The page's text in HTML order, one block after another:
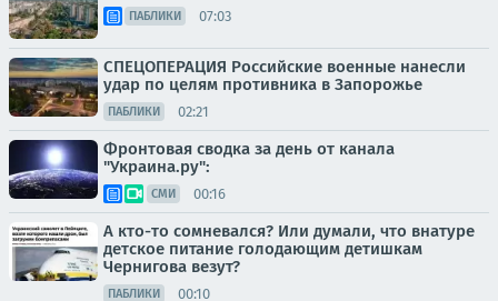
ПАБЛИКИ 07:03
СПЕЦОПЕРАЦИЯ Российские военные нанесли
удар по целям противника в Запорожье
ПАБЛИКИ 02:21
Фронтовая сводка за день от канала
"Украина.ру":
СМИ 00:16
А кто-то сомневался? Или думали, что внатуре
детское питание голодающим детишкам
Чернигова везут?
ПАБЛИКИ 00:10